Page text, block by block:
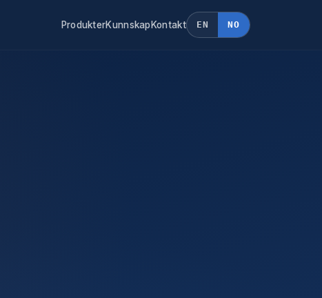
ProdukterKunnskapKontakt EN NO